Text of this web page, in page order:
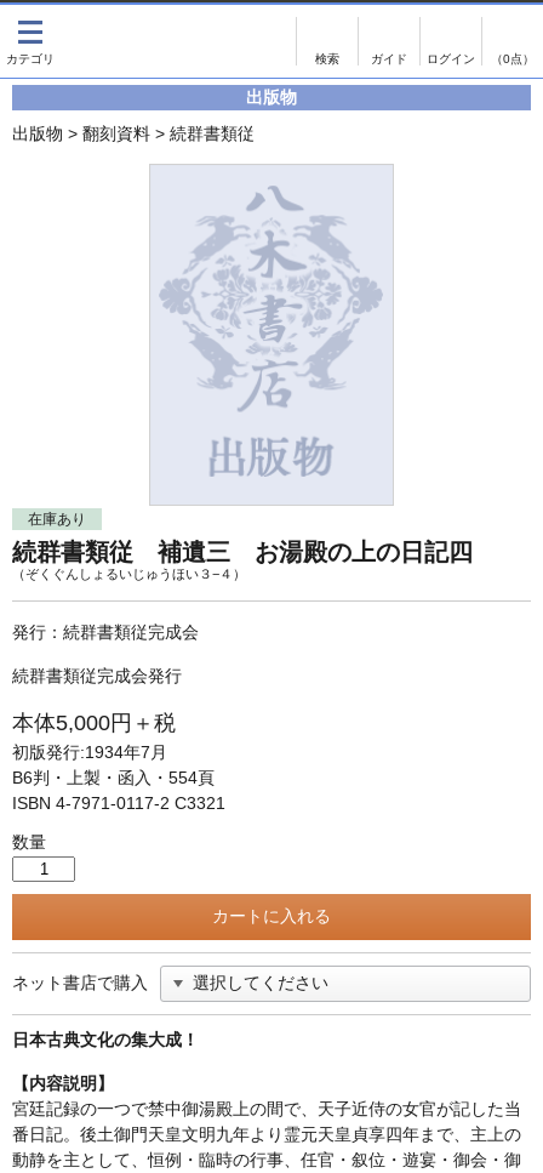
（0点）
影印資料
単行本◆日本語史
Ｗｅｂ版
美本なし
書誌学・目録
古書目録
画像がある商品のみ検索
出版物
出版物 > 翻刻資料 > 続群書類従
在庫あり
続群書類従 補遺三 お湯殿の上の日記四
（ぞくぐんしょるいじゅうほい３−４）
発行：続群書類従完成会
続群書類従完成会発行
本体5,000円＋税
初版発行:1934年7月
B6判・上製・函入・554頁
ISBN 4-7971-0117-2 C3321
数量
ネット書店で購入
日本古典文化の集大成！
【内容説明】
宮廷記録の一つで禁中御湯殿上の間で、天子近侍の女官が記した当
番日記。後土御門天皇文明九年より霊元天皇貞享四年まで、主上の
動静を主として、恒例・臨時の行事、任官・叙位・遊宴・御会・御